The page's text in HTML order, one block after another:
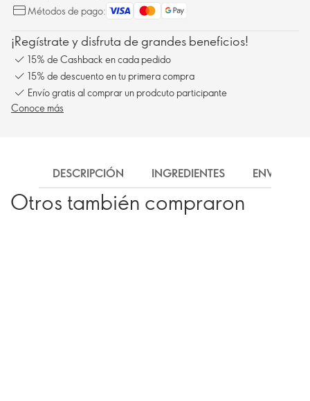
Métodos de pago:
¡Regístrate y disfruta de grandes beneficios!
15% de Cashback en cada pedido
15% de descuento en tu primera compra
Envío gratis al comprar un prodcuto participante
Conoce más
DESCRIPCIÓN INGREDIENTES ENVÍO
Otros también compraron